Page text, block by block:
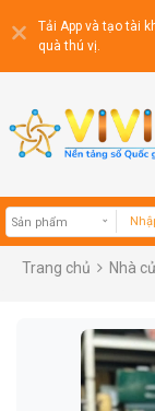
Tải App và tạo tài
quà thú vị.
Sản phẩm
Trang chủ Nhà